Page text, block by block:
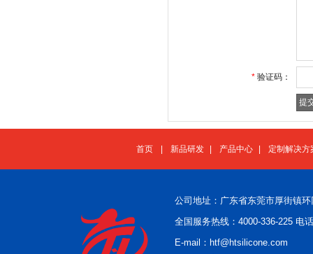
* 验证码：
首页 新品研发 产品中心 定制解决方
公司地址：广东省东莞市厚街镇
全国服务热线：4000-336-225 电
E-mail：htf@htsilicone.com